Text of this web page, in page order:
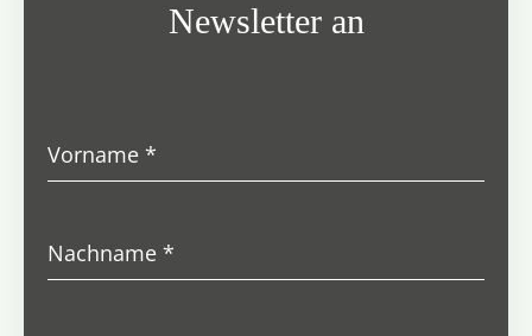
Newsletter an
Vorname*
Nachname*